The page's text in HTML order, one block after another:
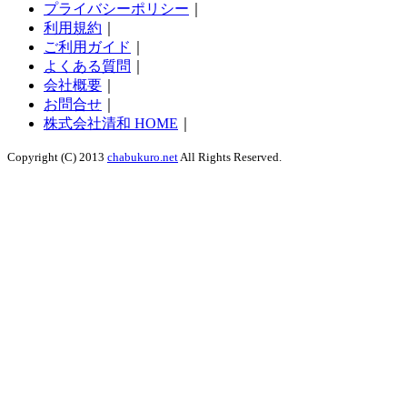
プライバシーポリシー
利用規約
ご利用ガイド
よくある質問
会社概要
お問合せ
株式会社清和 HOME
Copyright (C) 2013 chabukuro.netAll Rights Reserved.